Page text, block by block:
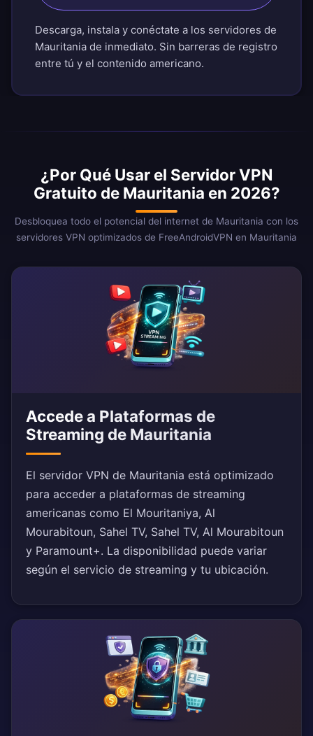
Descarga, instala y conéctate a los servidores de
Mauritania de inmediato. Sin barreras de registro
entre tú y el contenido americano.
¿Por Qué Usar el Servidor VPN
Gratuito de Mauritania en 2026?
Desbloquea todo el potencial del internet de Mauritania con los
servidores VPN optimizados de FreeAndroidVPN en Mauritania
Accede a Plataformas de
Streaming de Mauritania
El servidor VPN de Mauritania está optimizado
para acceder a plataformas de streaming
americanas como El Mouritaniya, Al
Mourabitoun, Sahel TV, Sahel TV, Al Mourabitoun
y Paramount+. La disponibilidad puede variar
según el servicio de streaming y tu ubicación.